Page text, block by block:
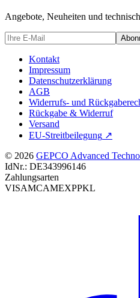
Angebote, Neuheiten und
Kontakt
Impressum
Datenschutzerklärung
AGB
Widerrufs- und
Rückgabe & Widerruf
Versand
EU-Streitbeilegung ↗
© 2026 GEPCO Advanced
IdNr.: DE343996146
Zahlungsarten
VISAMCAMEXPPKL